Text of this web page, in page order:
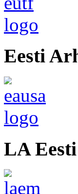
Eesti
LA